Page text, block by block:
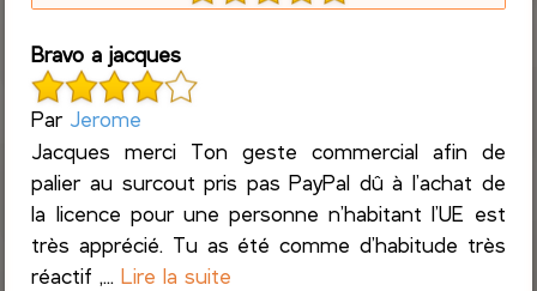
Bravo a jacques
Par Jerome
Jacques merci Ton geste commercial afin de
palier au surcout pris pas PayPal dû à l’achat de
la licence pour une personne n’habitant l’UE est
très apprécié. Tu as été comme d’habitude très
réactif ,...Lire la suite